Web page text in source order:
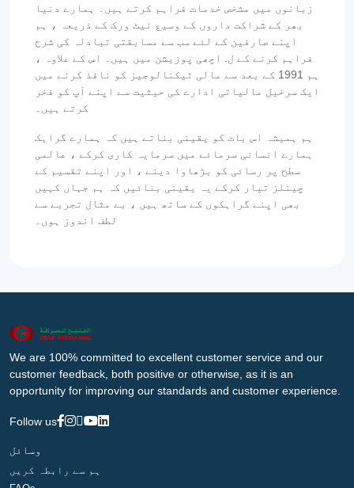
زبانوں میں مشخص خدمات فراہم کرتے ہیں۔ ہمارے دنیا
بھر کے شراکت داروں کے وسیع نیٹ ورک کے ذریعہ ، ہم
اپنے صارفین کے لئے سب سے مسابقتی تبادلہ کی شرح
فراہم کرنے کے ل. اچھی پوزیشن میں ہیں۔ اس کے علاوہ ،
ہم 1991 کے بعد سے مالی ٹیکنالوجیز کو نافذ کرنے میں
ایک سرخیل مالیاتی ادارے کی حیثیت سے اپنے آپ کو فخر
کرتے ہیں۔
ہم ہمیشہ اس بات کو یقینی بناتے ہیں کہ ہمارے گراہک
ہمارے انسانی سرمائے میں سرمایہ کاری کرکے ، عالمی
سطح پر رسائی کو بڑھاوا دینے ، اور اپنے تقسیم کے
چینلز تیار کرکے یہ یقینی بنائیں کہ ہم جہاں کہیں
بھی اپنے گراہکوں کے ساتھ ہیں ، بے مثال تجربے سے
لطف اندوز ہوں۔
We are 100% committed to excellent customer service and our
customer feedback, both positive or otherwise, as it is an
opportunity for improving our standards and customer experience.
Follow us
وسائل
ہم سے رابطہ کریں